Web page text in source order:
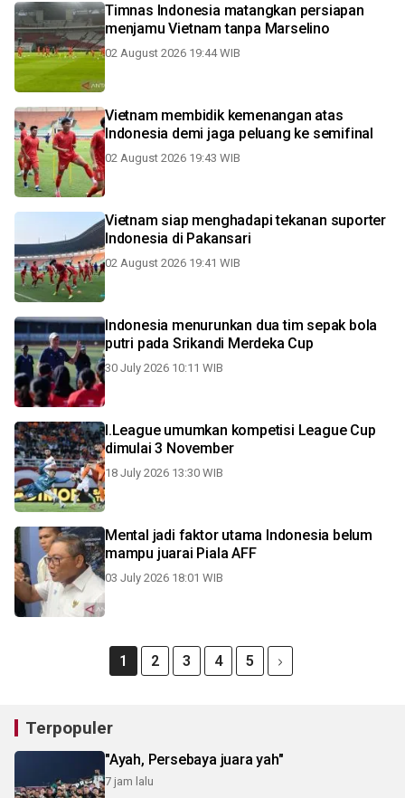
Timnas Indonesia matangkan persiapan
menjamu Vietnam tanpa Marselino
02 August 2026 19:44 WIB
Vietnam membidik kemenangan atas
Indonesia demi jaga peluang ke semifinal
02 August 2026 19:43 WIB
Vietnam siap menghadapi tekanan suporter
Indonesia di Pakansari
02 August 2026 19:41 WIB
Indonesia menurunkan dua tim sepak bola
putri pada Srikandi Merdeka Cup
30 July 2026 10:11 WIB
I.League umumkan kompetisi League Cup
dimulai 3 November
18 July 2026 13:30 WIB
Mental jadi faktor utama Indonesia belum
mampu juarai Piala AFF
03 July 2026 18:01 WIB
1 2 3 4 5
Terpopuler
"Ayah, Persebaya juara yah"
7 jam lalu